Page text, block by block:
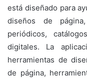
está diseñado para
diseños de
periódicos,
digitales. La
herramientas de
de página,